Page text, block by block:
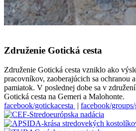
Združenie Gotická cesta
Združenie Gotická cesta vzniklo ako
pracovníkov, zaoberajúcich sa ochranou
pamiatok. V poslednej dobe sa v
Gotická cesta na Gemeri a Malohonte.
facebook/gotickacesta | facebook/